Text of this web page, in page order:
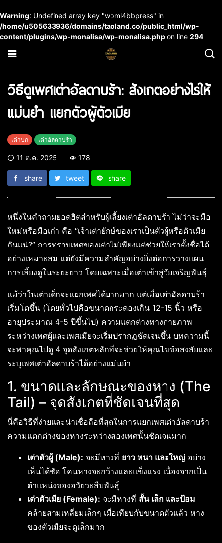
Warning: Undefined array key "wpml4bbpress" in
/home/u505633936/domains/taoland.co/public_html/wp-
content/plugins/wp-monalisa/wp-monalisa.php on line 294
วิธีดูเพศเต่าอัลดาบร้า: สังเกตอย่างไรให้
แม่นยำ แยกตัวผู้ตัวเมีย
เต่าบก เต่าอัลดาบร้า
11 ต.ค. 2025 178
share tweet share
หนึ่งในคำถามยอดฮิตสำหรับผู้เลี้ยงเต่าอัลดาบร้า ไม่ว่าจะมือ
ใหม่หรือมือเก๋า คือ “เจ้าเต่ายักษ์ของเราเป็นตัวผู้หรือตัวเมีย
กันแน่?” การทราบเพศของเต่าไม่เพียงแต่ช่วยให้เราตั้งชื่อได้
อย่างเหมาะสม แต่ยังมีความสำคัญอย่างยิ่งต่อการวางแผน
การเลี้ยงดูในระยะยาว โดยเฉพาะเมื่อเต่าเข้าสู่วัยเจริญพันธุ์
แม้ว่าในเต่าเด็กจะแยกเพศได้ยากมาก แต่เมื่อเต่าอัลดาบร้า
เริ่มโตขึ้น (โดยทั่วไปคือขนาดกระดองเกิน 12-15 นิ้ว หรือ
อายุประมาณ 4-5 ปีขึ้นไป) ความแตกต่างทางกายภาพ
ระหว่างเพศผู้และเพศเมียจะเริ่มปรากฏชัดเจนขึ้น บทความนี้
จะพาคุณไปดู 4 จุดสังเกตหลักที่จะช่วยให้คุณไขข้อสงสัยและ
ระบุเพศเต่าอัลดาบร้าได้อย่างแม่นยำ
1. ขนาดและลักษณะของหาง (The
Tail) – จุดสังเกตที่ชัดเจนที่สุด
นี่คือวิธีที่ง่ายและน่าเชื่อถือที่สุดในการแยกเพศเต่าอัลดาบร้า
ความแตกต่างของหางระหว่างสองเพศนั้นชัดเจนมาก
เต่าตัวผู้ (Male): จะมีหางที่ ยาว หนา และใหญ่ อย่าง
เห็นได้ชัด โคนหางจะกว้างและแข็งแรง เนื่องจากเป็น
ตำแหน่งของอวัยวะสืบพันธุ์
เต่าตัวเมีย (Female): จะมีหางที่ สั้น เล็ก และป้อม
คล้ายสามเหลี่ยมเล็กๆ เมื่อเทียบกับขนาดตัวแล้ว หาง
ของตัวเมียจะดูเล็กมาก